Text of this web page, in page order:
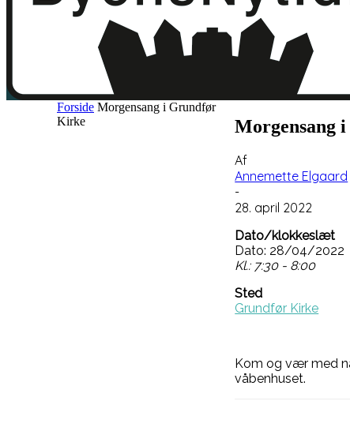
Forside Morgensang i Grundfør
Kirke
Morgensang
Af
Annemette Elgaard
-
28. april 2022
Dato/klokkeslæt
Dato: 28/04/2022
Kl.: 7:30 - 8:00
Sted
Grundfør Kirke
Kom og vær med
våbenhuset.